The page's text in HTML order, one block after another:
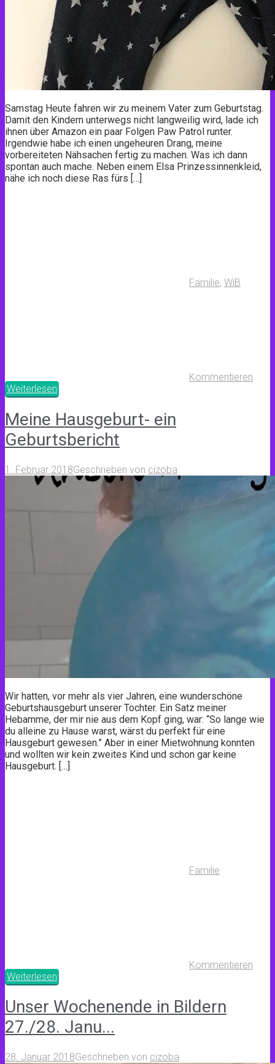
Samstag Heute fahren wir zu meinem Vater zum Geburtstag.
Damit den Kindern unterwegs nicht langweilig wird, lade ich
ihnen über Amazon ein paar Folgen Paw Patrol runter.
Irgendwie habe ich einen ungeheuren Drang, meine
vorbereiteten Nähsachen fertig zu machen. Was ich dann
spontan auch mache. Neben einem Elsa Prinzessinnenkleid,
nähe ich noch diese Ras fürs […]
Familie, WiB
Kommentieren
Weiterlesen
Meine Hausgeburt- ein
Geburtsbericht
1. Februar 2018Geschrieben von cizoba
Wir hatten, vor mehr als vier Jahren, eine wunderschöne
Geburtshausgeburt unserer Tochter. Ein Satz meiner
Hebamme, der mir nie aus dem Kopf ging, war: “So lange wie
du alleine zu Hause warst, wärst du perfekt für eine
Hausgeburt gewesen.” Aber in einer Mietwohnung konnten
und wollten wir kein zweites Kind und schon gar keine
Hausgeburt. […]
Familie
Kommentieren
Weiterlesen
Unser Wochenende in Bildern
27./28. Janu...
28. Januar 2018Geschrieben von cizoba